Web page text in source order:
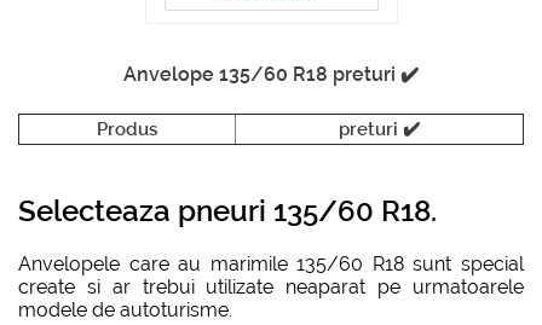
Anvelope 135/60 R18 preturi ✔️
Produs preturi ✔️
Selecteaza pneuri 135/60 R18.
Anvelopele care au marimile 135/60 R18 sunt special
create si ar trebui utilizate neaparat pe urmatoarele
modele de autoturisme.